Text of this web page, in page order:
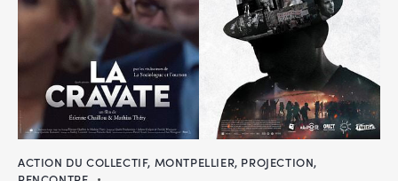
ACTION DU COLLECTIF, MONTPELLIER, PROJECTION,